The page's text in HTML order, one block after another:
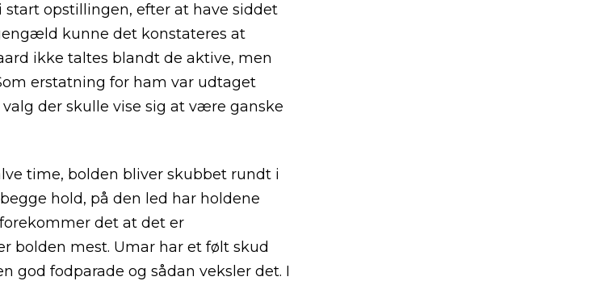
start opstillingen, efter at have siddet
kunne det konstateres at
ikke taltes blandt de aktive, men
erstatning for ham var udtaget
der skulle vise sig at være ganske
time, bolden bliver skubbet rundt i
hold, på den led har holdene
det at det er
bolden mest. Umar har et følt skud
god fodparade og sådan veksler det. I